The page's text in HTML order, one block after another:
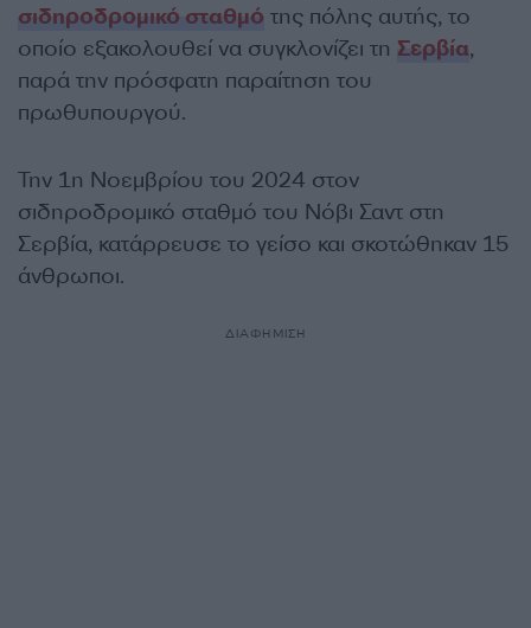
σιδηροδρομικό σταθμό της πόλης αυτής, το
οποίο εξακολουθεί να συγκλονίζει τη Σερβία,
παρά την πρόσφατη παραίτηση του
πρωθυπουργού.
Την 1η Νοεμβρίου του 2024 στον
σιδηροδρομικό σταθμό του Νόβι Σαντ στη
Σερβία, κατάρρευσε το γείσο και σκοτώθηκαν 15
άνθρωποι.
ΔΙΑΦΗΜΙΣΗ